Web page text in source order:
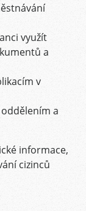
využít
a
v
a
informace,
cizinců